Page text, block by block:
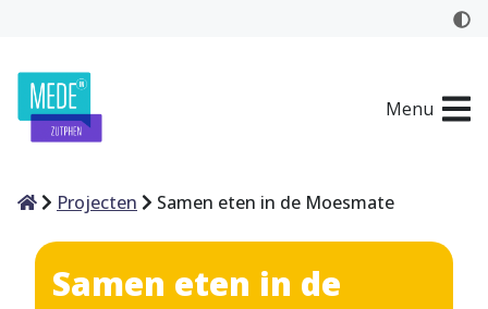
Menu
HomeProjecten Samen eten in de Moesmate
Samen eten in de